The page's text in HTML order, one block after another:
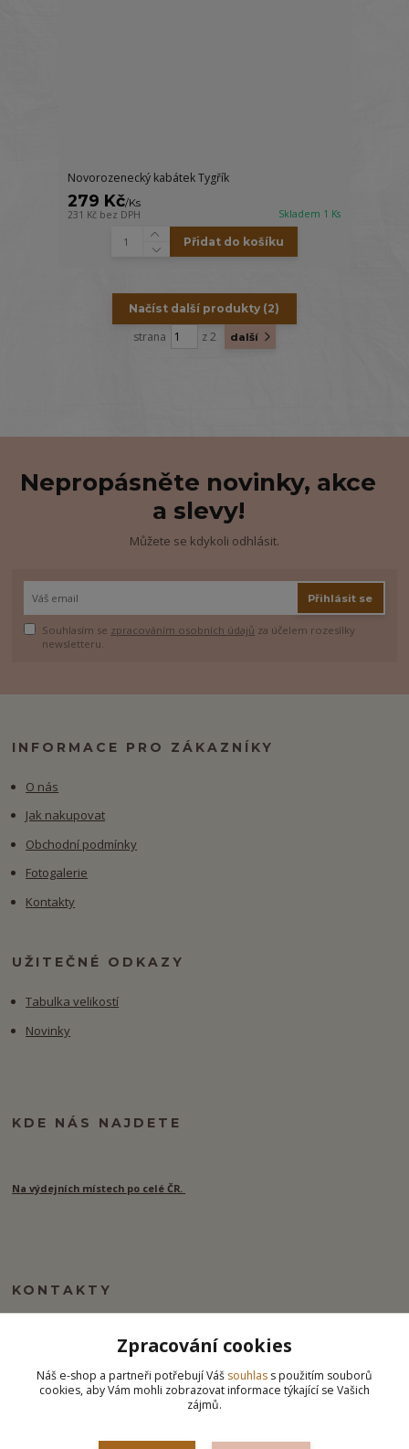
Novorozenecký kabátek Tygřík
279 Kč/Ks
231 Kč bez DPH Skladem 1 Ks
Přidat do košíku
Načíst další produkty (2)
strana z 2 další
Nepropásněte novinky, akce
a slevy!
Můžete se kdykoli odhlásit.
Přihlásit se
Souhlasím se zpracováním osobních údajů za účelem rozesílky
newsletteru.
INFORMACE PRO ZÁKAZNÍKY
O nás
Jak nakupovat
Obchodní podmínky
Fotogalerie
Kontakty
UŽITEČNÉ ODKAZY
Tabulka velikostí
Novinky
KDE NÁS NAJDETE
Na výdejních místech po celé ČR.
KONTAKTY
info@ipj.cz
Zpracování cookies
Náš e-shop a partneři potřebují Váš souhlas s použitím souborů
cookies, aby Vám mohli zobrazovat informace týkající se Vašich
zájmů.